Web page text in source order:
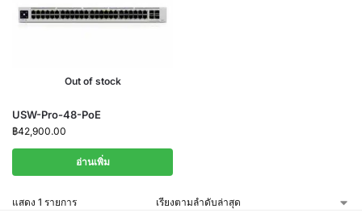
Out of stock
USW-Pro-48-PoE
฿42,900.00
อ่านเพิ่ม
แสดง 1 รายการ